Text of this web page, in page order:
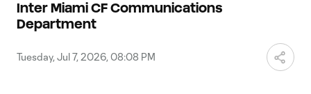
Inter Miami CF Communications
Department
Tuesday, Jul 7, 2026, 08:08 PM